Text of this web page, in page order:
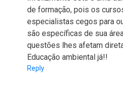
de formação, pois os
especialistas cegos para
são específicas de sua
questões lhes afetam
Educação ambiental já!!
Reply